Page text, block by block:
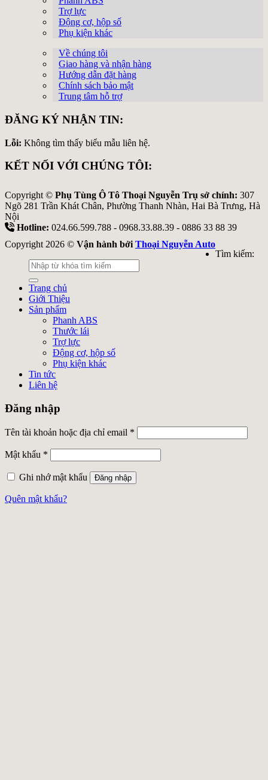
Trợ lực
Động cơ, hộp số
Phụ kiện khác
Về chúng tôi
Giao hàng và nhận hàng
Hướng dẫn đặt hàng
Chính sách bảo mật
Trung tâm hỗ trợ
ĐĂNG KÝ NHẬN TIN:
Lỗi: Không tìm thấy biểu mẫu liên hệ.
KẾT NỐI VỚI CHÚNG TÔI:
Copyright © Phụ Tùng Ô Tô Thoại Nguyễn Trụ sở chính: 307
Ngõ 281 Trần Khát Chân, Phường Thanh Nhàn, Hai Bà Trưng, Hà
Nội
Hotline: 024.66.599.788 - 0968.33.88.39 - 0886 33 88 39
Copyright 2026 © Vận hành bởi Thoại Nguyễn Auto
Tìm kiếm:
Trang chủ
Giới Thiệu
Sản phẩm
Phanh ABS
Thước lái
Trợ lực
Động cơ, hộp số
Phụ kiện khác
Tin tức
Liên hệ
Đăng nhập
Tên tài khoản hoặc địa chỉ email *
Mật khẩu *
Ghi nhớ mật khẩu Đăng nhập
Quên mật khẩu?